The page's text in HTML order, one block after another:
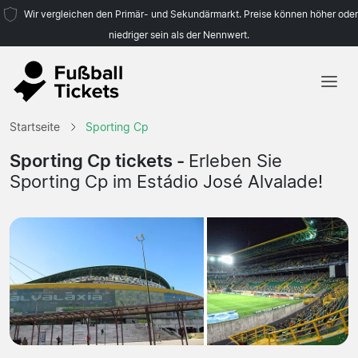
Wir vergleichen den Primär- und Sekundärmarkt. Preise können höher oder
niedriger sein als der Nennwert.
Mannschaften
Ligen
Startseite Sporting Cp
Sporting Cp tickets - Erleben Sie
Sporting Cp im Estádio José Alvalade!